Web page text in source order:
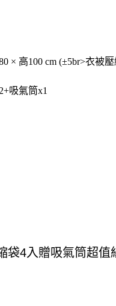
× 高100 cm (±5br>衣被
吸氣筒x1